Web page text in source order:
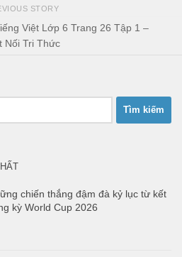
STORY
Việt Lớp 6 Trang 26 Tập 1 –
Nối Tri Thức
chiến thắng đậm đà kỷ lục từ kết
kỳ World Cup 2026